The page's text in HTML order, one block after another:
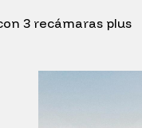
3 recámaras plus